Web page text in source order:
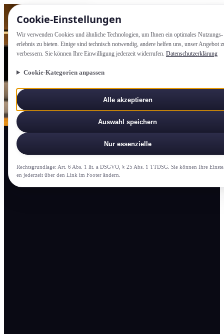
Cookie-Einstellung­en
Wir verwenden Cookies und ähnliche Technologien, um Ihnen ein optimales Nutzungs­
erlebnis zu bieten. Einige sind technisch notwendig, andere helfen uns, unser Angebot
verbessern. Sie können Ihre Einwilligung jederzeit widerrufen. Datenschutzerklärung
Cookie-Kategorien anpassen
Alle akzeptieren
Auswahl speichern
Nur essenzielle
Rechtsgrundlage: Art. 6 Abs. 1 lit. a DSGVO, § 25 Abs. 1 TTDSG. Sie können Ihre
en jederzeit über den Link im Footer ändern.